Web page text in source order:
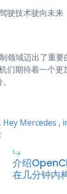
驶技术驶向未来
领域迈出了重
们期待着一个
, Hey Mercedes ,
介绍
在几分钟内